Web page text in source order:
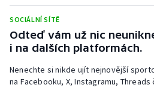
SOCIÁLNÍ SÍTĚ
Odteď vám už nic
i na dalších platformách.
Nenechte si nikde ujít nejnovější
na Facebooku, X, Instagramu,